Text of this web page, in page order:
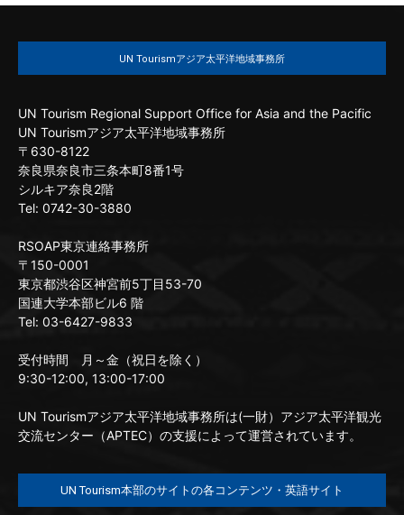
UN Tourismアジア太平洋地域事務所
UN Tourism Regional Support Office for Asia and the Pacific
UN Tourismアジア太平洋地域事務所
〒630-8122
奈良県奈良市三条本町8番1号
シルキア奈良2階
Tel: 0742-30-3880
RSOAP東京連絡事務所
〒150-0001
東京都渋谷区神宮前5丁目53-70
国連大学本部ビル6 階
Tel: 03-6427-9833
受付時間 月～金（祝日を除く）
9:30-12:00, 13:00-17:00
UN Tourismアジア太平洋地域事務所は(一財）アジア太平洋観光
交流センター（APTEC）の支援によって運営されています。
UN Tourism本部のサイトの各コンテンツ・英語サイト